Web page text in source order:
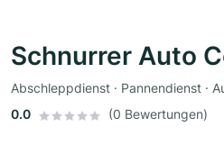
Schnurrer Auto
Abschleppdienst · Pannendienst ·
0.0
(0 Bewertungen)